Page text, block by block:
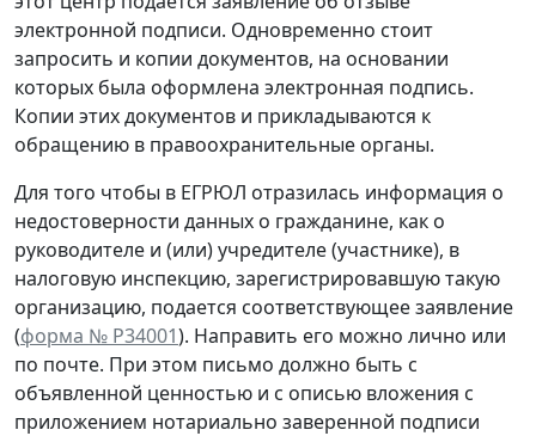
электронной подписи. Одновременно стоит
запросить и копии документов, на основании
которых была оформлена электронная подпись.
Копии этих документов и прикладываются к
обращению в правоохранительные органы.
Для того чтобы в ЕГРЮЛ отразилась информация о
недостоверности данных о гражданине, как о
руководителе и (или) учредителе (участнике), в
налоговую инспекцию, зарегистрировавшую такую
организацию, подается соответствующее заявление
(форма № Р34001). Направить его можно лично или
по почте. При этом письмо должно быть с
объявленной ценностью и с описью вложения с
приложением нотариально заверенной подписи